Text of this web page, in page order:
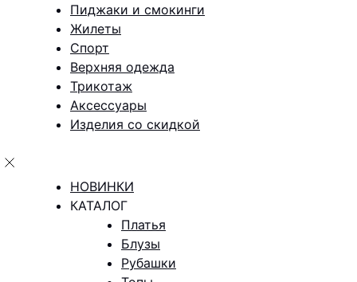
Пиджаки и смокинги
Жилеты
Спорт
Верхняя одежда
Трикотаж
Аксессуары
Изделия со скидкой
НОВИНКИ
КАТАЛОГ
Платья
Блузы
Рубашки